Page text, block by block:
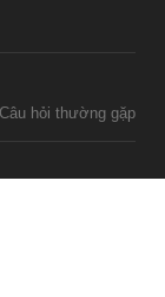
Câu hỏi thường gặp